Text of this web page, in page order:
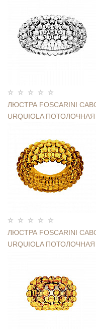
ЛЮСТРА FOSCARINI
URQUIOLA ПОТОЛОЧНАЯ
ЛЮСТРА FOSCARINI
URQUIOLA ПОТОЛОЧНАЯ